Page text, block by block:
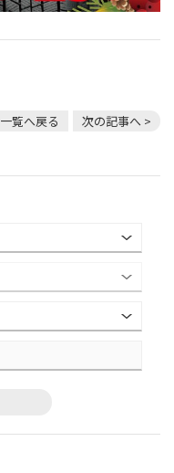
一覧へ戻る 次の記事へ >